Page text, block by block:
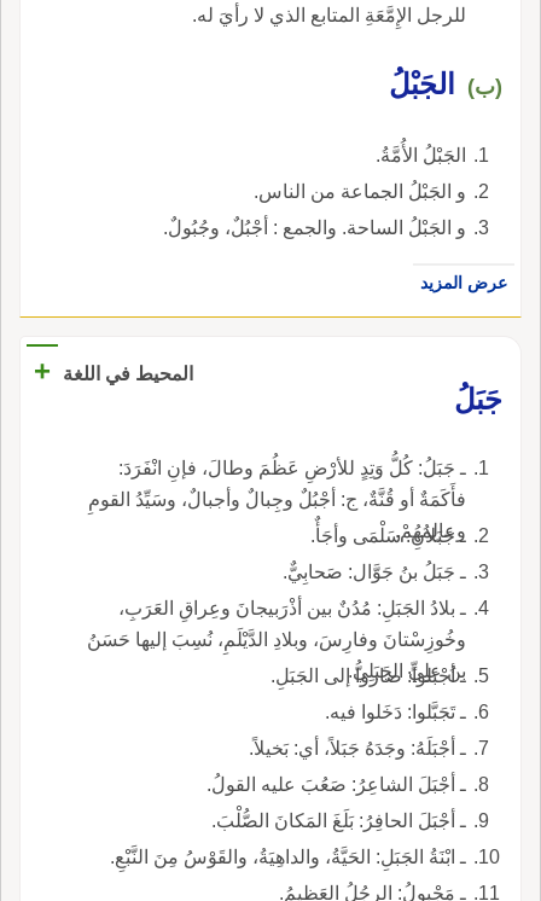
للرجل الإِمَّعَةِ المتابع الذي لا رأيَ له.
(ب) الجَبْلُ
الجَبْلُ الأُمَّةُ.
و الجَبْلُ الجماعة من الناس.
و الجَبْلُ الساحة. والجمع : أجْبُلٌ، وجُبُولٌ.
عرض المزيد
المحيط في اللغة
+
جَبَلُ
ـ جَبَلُ: كُلُّ وَتِدٍ للأرْضِ عَظُمَ وطالَ، فإنِ انْفَرَدَ:
فأَكَمَةٌ أو قُنَّةٌ، ج: أجْبُلٌ وجِبالٌ وأجبالٌ، وسَيِّدُ القومِ
وعالِمُهُمْ.
ـ جَبَلانِ: سَلْمَى وأجَأٌ.
ـ جَبَلُ بنُ جَوَّال: صَحابِيٌّ.
ـ بلادُ الجَبَلِ: مُدُنٌ بين أذْرَبيجانَ وعِراقِ العَرَبِ،
وخُوزِسْتانَ وفارِسَ، وبلادِ الدَّيْلَمِ، نُسِبَ إليها حَسَنُ
بنُ علِيٍّ الجَبَلِيُّ.
ـ أجْبَلوا: صاروا إلى الجَبَلِ.
ـ تَجَبَّلوا: دَخَلوا فيه.
ـ أجْبَلَهُ: وجَدَهُ جَبَلاً، أي: بَخيلاً.
ـ أجْبَلَ الشاعِرُ: صَعُبَ عليه القولُ.
ـ أجْبَلَ الحافِرُ: بَلَغَ المَكانَ الصُّلْبَ.
ـ ابْنَةُ الجَبَلِ: الحَيَّةُ، والداهِيَةُ، والقَوْسُ مِنَ النَّبْعِ.
ـ مَجْبولُ: الرجُلُ العَظيمُ.